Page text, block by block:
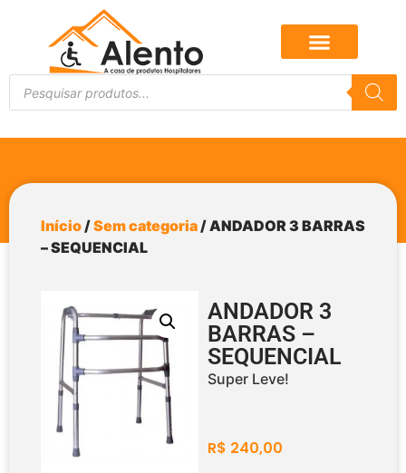
Início/Sem categoria/ ANDADOR 3 BARRAS
– SEQUENCIAL
ANDADOR 3
BARRAS –
SEQUENCIAL
Super Leve!
R$ 240,00